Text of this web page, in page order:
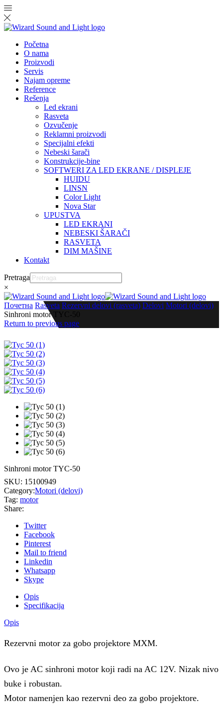
Početna
O nama
Proizvodi
Servis
Najam opreme
Reference
Rešenja
Led ekrani
Rasveta
Ozvučenje
Reklamni proizvodi
Specijalni efekti
Nebeski šarači
Konstrukcije-bine
SOFTWERI ZA LED EKRANE / DISPLEJE
HUIDU
LINSN
Color Light
Nova Star
UPUSTVA
LED EKRANI
NEBESKI ŠARAČI
RASVETA
DIM MAŠINE
Kontakt
Pretraga
×
Почетна Rasveta Rezervni delovi (rasveta) Delovi Motori (delovi)
Sinhroni motor TYC-50
Return to previous page
Sinhroni motor TYC-50
SKU: 15100949
Category:Motori (delovi)
Tag: motor
Share:
Twitter
Facebook
Pinterest
Mail to friend
Linkedin
Whatsapp
Skype
Opis
Specifikacija
Opis
Rezervni motor za gobo projektore MXM.
Ovo je AC sinhroni motor koji radi na AC 12V. Nizak nivo
buke i robustan.
Motor namenjen kao rezervni deo za gobo projektore.